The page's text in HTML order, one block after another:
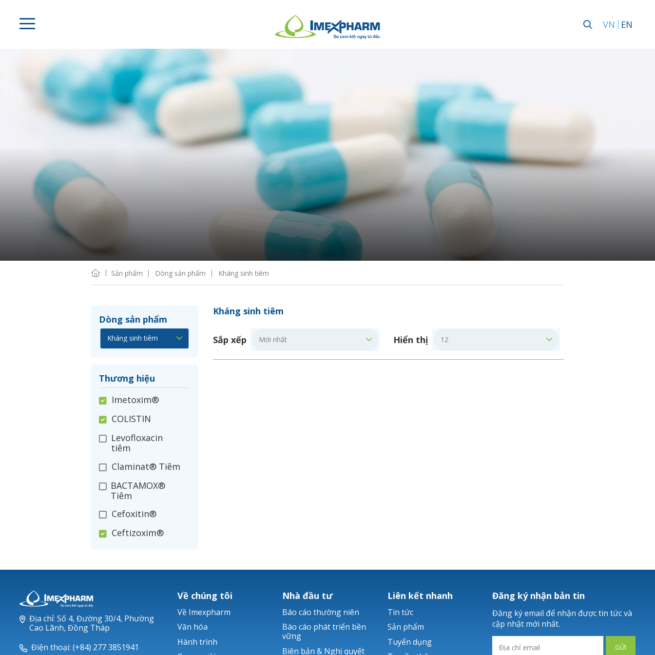
VN EN
Sản phẩm Dòng sản phẩm Kháng sinh tiêm
Dòng sản phẩm
Thương hiệu
Imetoxim®
COLISTIN
Levofloxacin
tiêm
Claminat® Tiêm
BACTAMOX®
Tiêm
Cefoxitin®
Ceftizoxim®
Nerusyn®
Ticarlinat®
Zobacta®
Kháng sinh tiêm
Sắp xếp Hiển thị
Địa chỉ: Số 4, Đường 30/4, Phường
Cao Lãnh, Đồng Tháp
Điện thoại: (+84) 277 3851941
Về chúng tôi
Về Imexpharm
Văn hóa
Hành trình
Nhà đầu tư
Báo cáo thường niên
Báo cáo phát triển bền
vững
Biên bản & Nghị quyết
Liên kết nhanh
Tin tức
Sản phẩm
Tuyển dụng
Đăng ký nhận bản tin
Đăng ký email để nhận được tin tức và
cập nhật mới nhất.
GỬI